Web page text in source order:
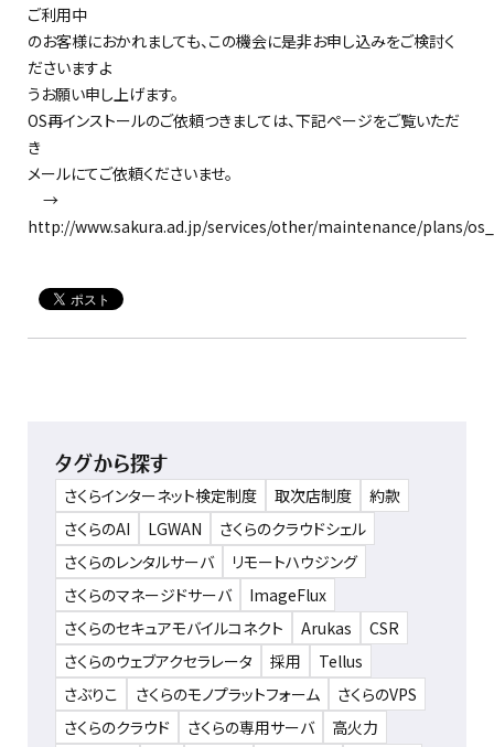
ご利用中
のお客様におかれましても、この機会に是非お申し込みをご検討く
ださいますよ
うお願い申し上げます。
OS再インストールのご依頼つきましては、下記ページをご覧いただ
き
メールにてご依頼くださいませ。
→
http://www.sakura.ad.jp/services/other/maintenance/plans/
タグから探す
さくらインターネット検定制度 取次店制度
約款
さくらのAI
LGWAN
さくらのクラウドシェル
さくらのレンタルサーバ
リモートハウジング
さくらのマネージドサーバ
ImageFlux
さくらのセキュアモバイルコネクト
Arukas
CSR
さくらのウェブアクセラレータ
採用
Tellus
さぶりこ
さくらのモノプラットフォーム
さくらのVPS
さくらのクラウド
さくらの専用サーバ
高火力